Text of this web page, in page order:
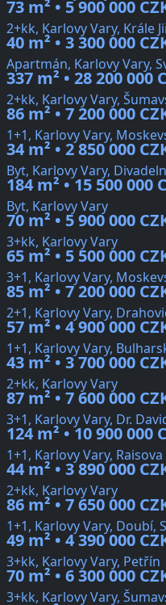
73 m² • 5 900 000
2+kk, Karlovy Vary, Krále
40 m² • 3 300 000
Apartmán, Karlovy Vary,
337 m² • 28 200 000
2+kk, Karlovy Vary,
86 m² • 7 200 000
1+1, Karlovy Vary,
34 m² • 2 850 000
Byt, Karlovy Vary,
184 m² • 15 500 000
Byt, Karlovy Vary
70 m² • 5 900 000
3+kk, Karlovy Vary
65 m² • 5 500 000
3+1, Karlovy Vary,
85 m² • 7 200 000
2+1, Karlovy Vary,
57 m² • 4 900 000
1+1, Karlovy Vary,
43 m² • 3 700 000
2+kk, Karlovy Vary
87 m² • 7 600 000
3+1, Karlovy Vary, Dr.
124 m² • 10 900 000
1+1, Karlovy Vary, Raisova
44 m² • 3 890 000
2+kk, Karlovy Vary
86 m² • 7 650 000
1+1, Karlovy Vary, Doubí,
49 m² • 4 390 000
3+kk, Karlovy Vary, Petřín
70 m² • 6 300 000
3+kk, Karlovy Vary,